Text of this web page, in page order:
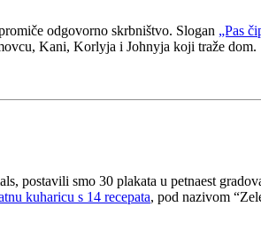
odgovorno skrbništvo. Slogan „Pas
Kani, Korlyja i Johnyja koji traže dom.
postavili smo 30 plakata u petnaest
kuharicu s 14 recepata, pod nazivom